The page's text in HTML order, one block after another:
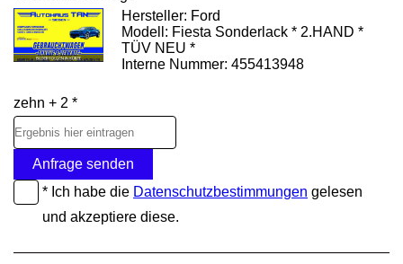
Hersteller: Ford
Modell: Fiesta Sonderlack * 2.HAND *
TÜV NEU *
Interne Nummer: 455413948
zehn + 2 *
Anfrage senden
* Ich habe die Datenschutzbestimmungen gelesen
und akzeptiere diese.